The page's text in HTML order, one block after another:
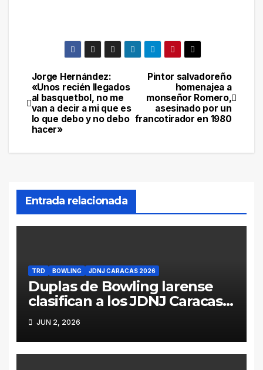
Navegación
de
entradas
Pintor salvadoreño
homenajea a
monseñor Romero,
asesinado por un
francotirador en 1980
Jorge Hernández:
«Unos recién llegados
al basquetbol, no me
van a decir a mi que es
lo que debo y no debo
hacer»
Entrada relacionada
TRD BOWLING JDNJ CARACAS 2026
Duplas de Bowling larense
clasifican a los JDNJ Caracas
2026
JUN 2, 2026